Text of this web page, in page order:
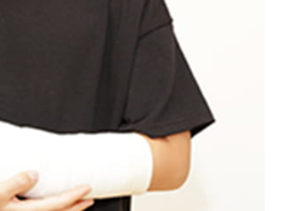
防接種のフルミスト（鼻
なりました。